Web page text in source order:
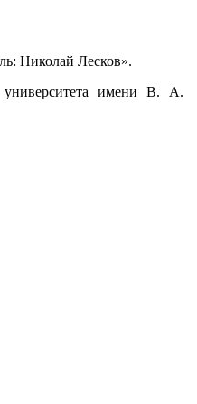
Николай Лесков».
университета имени В. А.